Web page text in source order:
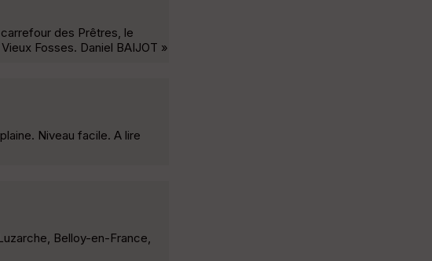
des Prêtres, le
Fosses. Daniel BAIJOT »
Niveau facile. A lire
Belloy-en-France,